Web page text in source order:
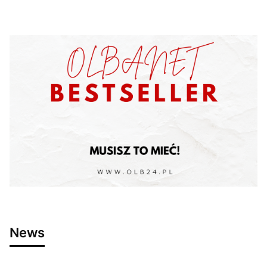
News